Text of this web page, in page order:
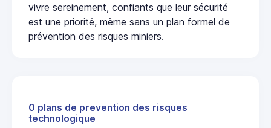
vivre sereinement, confiants que leur sécurité
est une priorité, même sans un plan formel de
prévention des risques miniers.
0 plans de prevention des risques
technologique